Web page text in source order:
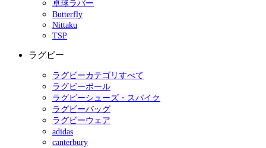
卓球ラバー
Butterfly
Nittaku
TSP
ラグビー
ラグビーカテゴリすべて
ラグビーボール
ラグビーシューズ・スパイク
ラグビーバッグ
ラグビーウェア
adidas
canterbury